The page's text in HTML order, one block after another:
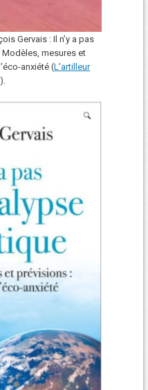
Gervais : Il n’y a pas
mesures et
anxiété (L'artilleur
).